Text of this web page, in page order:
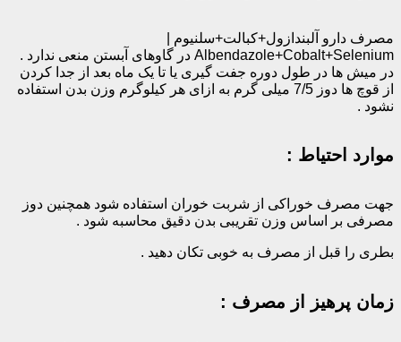
مصرف دارو آلبندازول+کبالت+سلنیوم |
Albendazole+Cobalt+Selenium در گاوهای آبستن منعی ندارد .
در میش ها در طول دوره جفت گیری یا تا یک ماه بعد از جدا کردن
از قوچ ها دوز 7/5 میلی گرم به ازای هر کیلوگرم وزن بدن استفاده
نشود .
موارد احتیاط :
جهت مصرف خوراکی از شربت خوران استفاده شود همچنین دوز
مصرفی بر اساس وزن تقریبی بدن دقیق محاسبه شود .
بطری را قبل از مصرف به خوبی تکان دهید .
زمان پرهیز از مصرف :